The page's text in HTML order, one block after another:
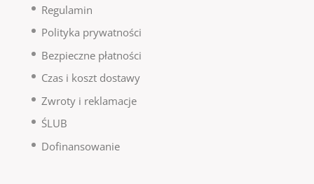
Regulamin
Polityka prywatności
Bezpieczne płatności
Czas i koszt dostawy
Zwroty i reklamacje
ŚLUB
Dofinansowanie